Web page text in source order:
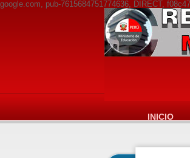
google.com, pub-7615684751774636, DIRECT,
INICIO